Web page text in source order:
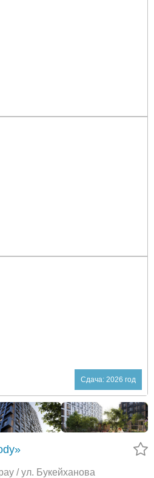
Сдача: 2026 год
/ ул. Букейханова